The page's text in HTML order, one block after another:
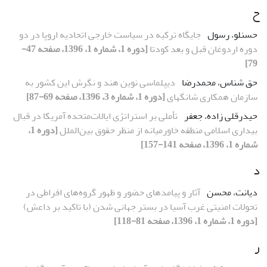
ح
حسنلو، رسول جایگاه ترکیه در سیاست خارجی اتحادیه اروپا در دو
دوره اردوغان قبل و بعد کودتا
[دوره 1، شماره 1، 1396، صفحه 47-
79]
حق شناس، محمدرضا دیپلماسی نوین هند و نگرش این کشور به
سازمان همکاری شانگهای[دوره 1، شماره 3، 1396، صفحه 69-87]
حیدرقلی زاده، جعفر تأملی بر استراتژی ایالات‌متحده آمریکا در قبال
بیداری اسلامی منطقه خاورمیانه از منظر حقوق بین‌الملل
[دوره 1،
شماره 1، 1396، صفحه 141-157]
د
دیانت، محسن آثار و پیامدهای حضور و ظهور گروه‌های افراطی در
تحولات امنیتی غرب آسیا در بستر جهانی شدن (با تاکید بر داعش)
[دوره 1، شماره 1، 1396، صفحه 81-118]
ر